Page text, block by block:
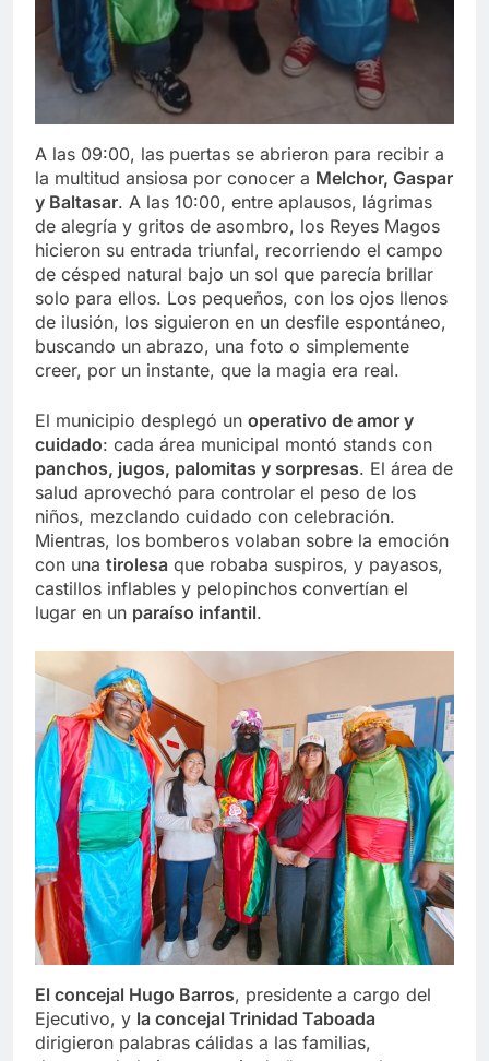
A las 09:00, las puertas se abrieron para recibir a
la multitud ansiosa por conocer a Melchor, Gaspar
y Baltasar. A las 10:00, entre aplausos, lágrimas
de alegría y gritos de asombro, los Reyes Magos
hicieron su entrada triunfal, recorriendo el campo
de césped natural bajo un sol que parecía brillar
solo para ellos. Los pequeños, con los ojos llenos
de ilusión, los siguieron en un desfile espontáneo,
buscando un abrazo, una foto o simplemente
creer, por un instante, que la magia era real.
El municipio desplegó un operativo de amor y
cuidado: cada área municipal montó stands con
panchos, jugos, palomitas y sorpresas. El área de
salud aprovechó para controlar el peso de los
niños, mezclando cuidado con celebración.
Mientras, los bomberos volaban sobre la emoción
con una tirolesa que robaba suspiros, y payasos,
castillos inflables y pelopinchos convertían el
lugar en un paraíso infantil.
El concejal Hugo Barros, presidente a cargo del
Ejecutivo, y la concejal Trinidad Taboada
dirigieron palabras cálidas a las familias,